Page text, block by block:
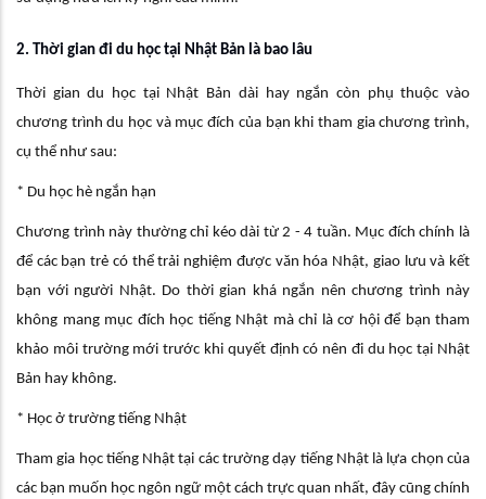
2. Thời gian đi du học tại Nhật Bản là bao lâu
Thời gian du học tại Nhật Bản dài hay ngắn còn phụ thuộc vào
chương trình du học và mục đích của bạn khi tham gia chương trình,
cụ thể như sau:
* Du học hè ngắn hạn
Chương trình này thường chỉ kéo dài từ 2 - 4 tuần. Mục đích chính là
để các bạn trẻ có thể trải nghiệm được văn hóa Nhật, giao lưu và kết
bạn với người Nhật. Do thời gian khá ngắn nên chương trình này
không mang mục đích học tiếng Nhật mà chỉ là cơ hội để bạn tham
khảo môi trường mới trước khi quyết định có nên đi du học tại Nhật
Bản hay không.
* Học ở trường tiếng Nhật
Tham gia học tiếng Nhật tại các trường dạy tiếng Nhật là lựa chọn của
các bạn muốn học ngôn ngữ một cách trực quan nhất, đây cũng chính